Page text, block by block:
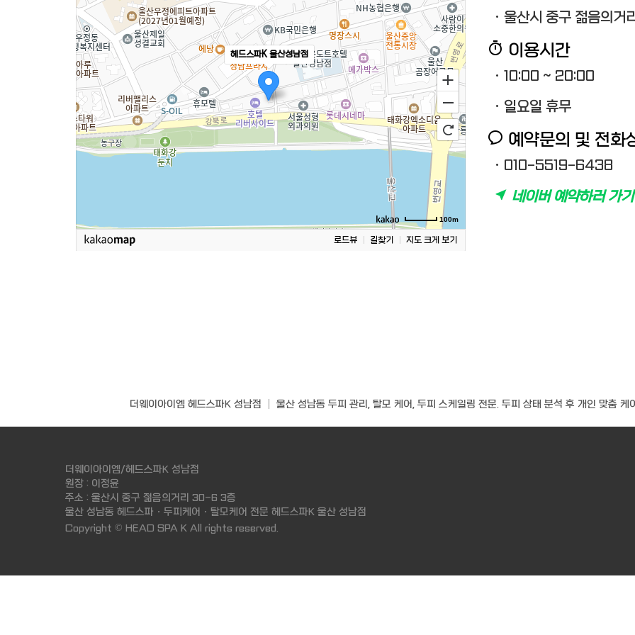
헤드스파K 울산성남점
100m
로드뷰 길찾기 지도 크게 보기
· 울산시 중구 젊음의
이용시간
· 10:00 ~ 20:00
· 일요일 휴무
예약문의 및 전화
· 010-5519-6438
네이버 예약하러 가기
더웨이아이엠 헤드스파K 성남점 │ 울산 성남동 두피 관리, 탈모 케어, 두피 스케일링 전문. 두피 상태 분석 후 개인 맞춤 케
더웨이아이엠/헤드스파K 성남점
원장 : 이정윤
주소 : 울산시 중구 젊음의거리 30-6 3층
울산 성남동 헤드스파 · 두피케어 · 탈모케어 전문 헤드스파K 울산 성남점
Copyright © HEAD SPA K All rights reserved.